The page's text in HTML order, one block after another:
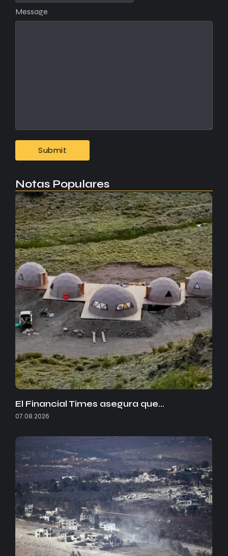
Message
Notas Populares
El Financial Times asegura que…
07.08.2026